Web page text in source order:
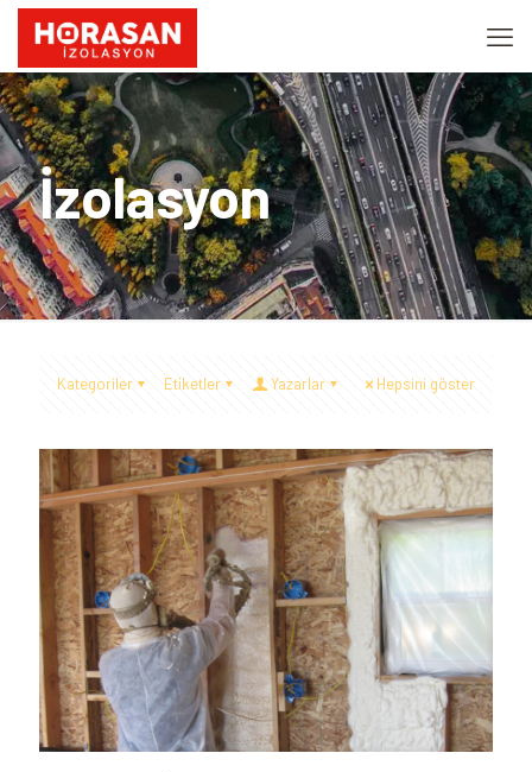
İzolasyon
Kategoriler Etiketler Yazarlar Hepsini göster